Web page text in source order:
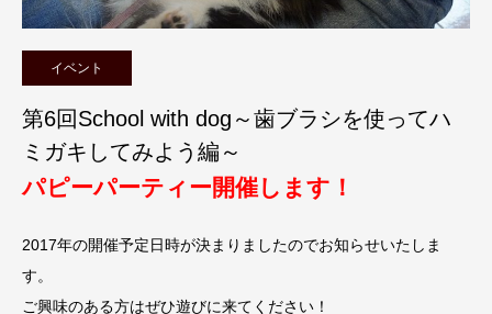
イベント
第6回School with dog～歯ブラシを使ってハ
ミガキしてみよう編～
パピーパーティー開催します！
2017年の開催予定日時が決まりましたのでお知らせいたしま
す。
ご興味のある方はぜひ遊びに来てください！